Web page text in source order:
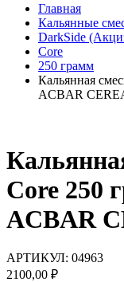
Главная
Кальянные
DarkSide
Core
250 грамм
Кальянная
ACBAR
Core 250
ACBAR
АРТИКУЛ: 04963
2100,00 ₽